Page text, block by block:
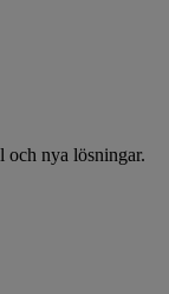
och nya lösningar.